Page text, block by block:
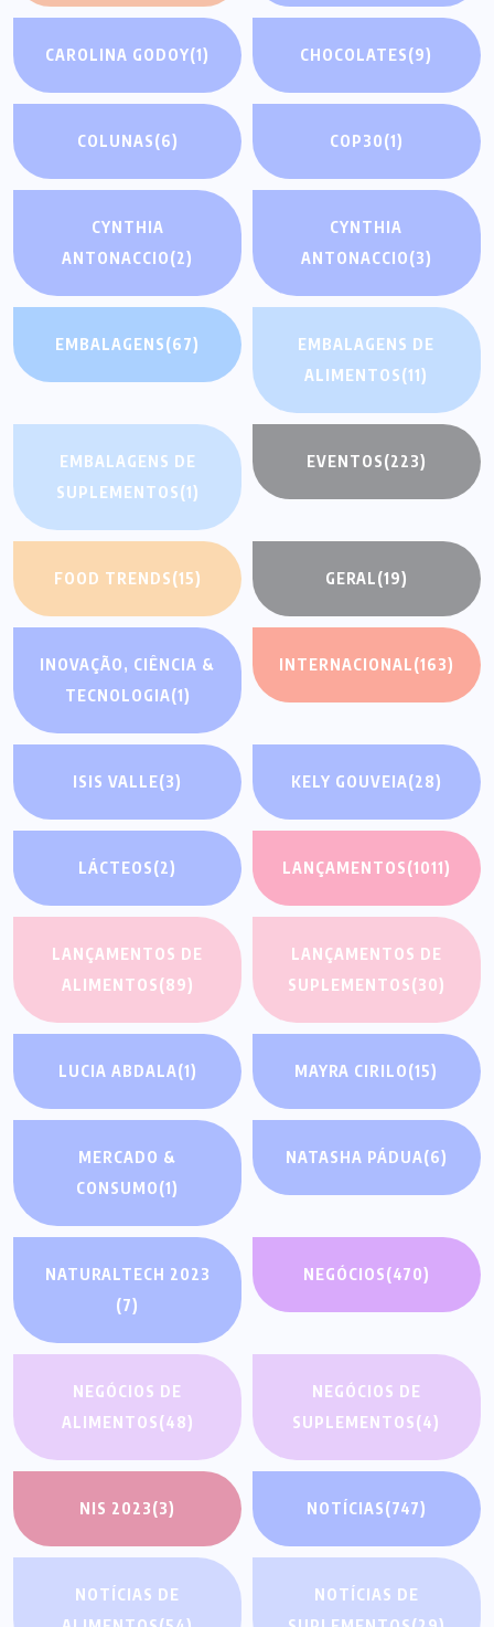
CAROLINA GODOY(1) CHOCOLATES(9)
COLUNAS(6) COP30(1)
CYNTHIA
ANTONACCIO(2)
CYNTHIA
ANTONACCIO(3)
EMBALAGENS(67)
EMBALAGENS DE
ALIMENTOS(11)
EMBALAGENS DE
SUPLEMENTOS(1)
EVENTOS(223)
FOOD TRENDS(15) GERAL(19)
INOVAÇÃO, CIÊNCIA &
TECNOLOGIA(1)
INTERNACIONAL(163)
ISIS VALLE(3) KELY GOUVEIA(28)
LÁCTEOS(2) LANÇAMENTOS(1011)
LANÇAMENTOS DE
ALIMENTOS(89)
LANÇAMENTOS DE
SUPLEMENTOS(30)
LUCIA ABDALA(1) MAYRA CIRILO(15)
MERCADO &
CONSUMO(1)
NATASHA PÁDUA(6)
NATURALTECH 2023
(7)
NEGÓCIOS(470)
NEGÓCIOS DE
ALIMENTOS(48)
NEGÓCIOS DE
SUPLEMENTOS(4)
NIS 2023(3) NOTÍCIAS(747)
NOTÍCIAS DE
NOTÍCIAS DE